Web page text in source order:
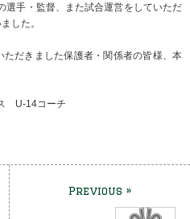
選手・監督、また試合運営をしていただ
した。
だきました保護者・関係者の皆様、本
U-14コーチ
Previous »